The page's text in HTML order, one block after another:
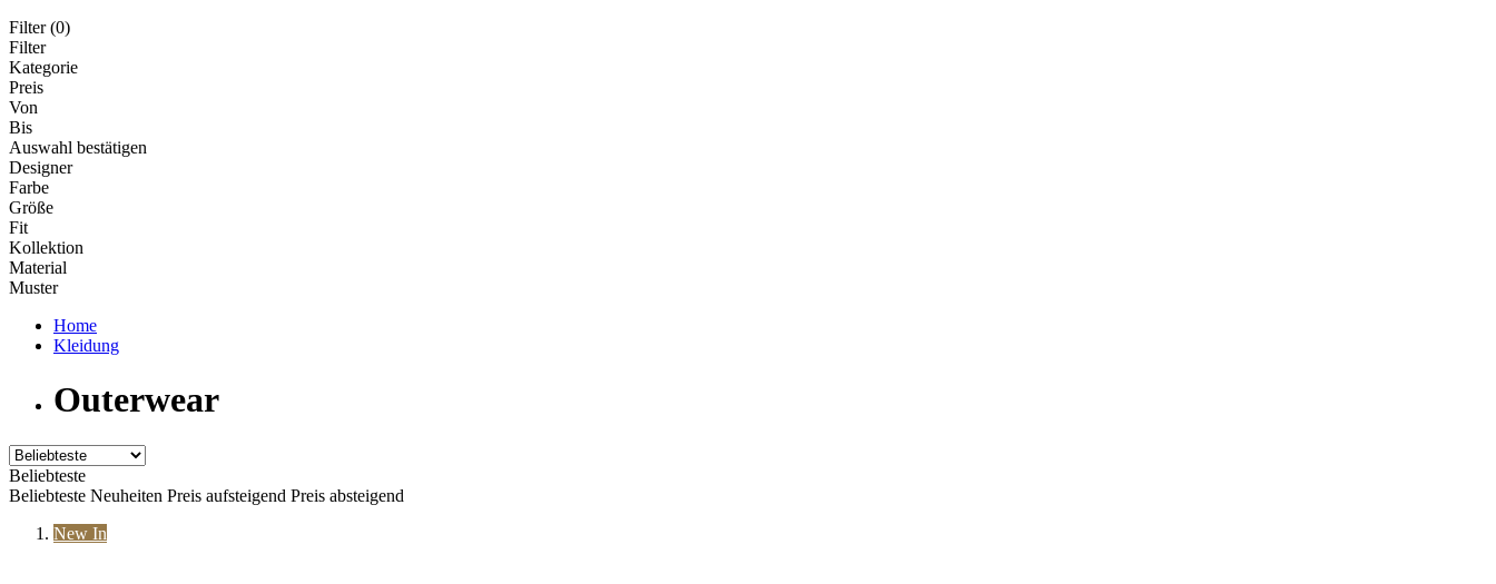
Filter (0)
Filter
Kategorie
Preis
Von
Bis
Auswahl bestätigen
Designer
Farbe
Größe
Fit
Kollektion
Material
Muster
Home
Kleidung
Outerwear
Beliebteste
Beliebteste Neuheiten Preis aufsteigend Preis absteigend
New In